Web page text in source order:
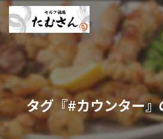
タグ『#カウンター